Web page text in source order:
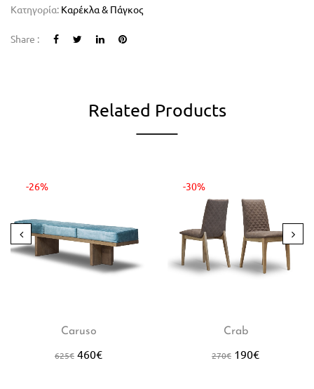
Κατηγορία: Καρέκλα & Πάγκος
Share :
Related Products
-26%
Caruso
625€ 460€
-30%
Crab
270€ 190€